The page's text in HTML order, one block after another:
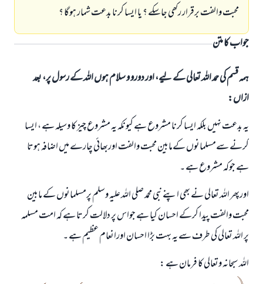
محبت والفت برقرار رکھی جاسکے ؟ یا ایسا کرنا بدعت شمار ہوگا ؟
جواب کا متن
ہمہ قسم کی حمد اللہ تعالی کے لیے، اور دورو و سلام ہوں اللہ کے رسول پر، بعد
ازاں:
یہ بدعت نہیں بلکہ ایسا کرنا مشروع ہے کیونکہ یہ مشروع چيز کا وسیلہ ہے ، ایسا
کرنے سےمسلمانوں کےمابین محبت والفت اوربھائي چارے میں اضافہ ہوتا
ہے جوکہ مشروع ہے ۔
اورپھر اللہ تعالی نے بھی اپنے نبی محمد صلی اللہ علیہ وسلم پرمسلمانوں کے مابین
محبت والفت پیدا کرکے احسان کیا ہے جواس پر دلالت کرتا ہے کہ امت مسلمہ
پر اللہ تعالی کی طرف سے یہ بہت بڑا احسان اورانعام عظیم ہے ۔
اللہ سبحانہ وتعالی کا فرمان ہے :